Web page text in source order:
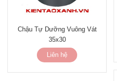
Chậu Tự Dưỡng Vuông Vát
35x30
Liên hệ